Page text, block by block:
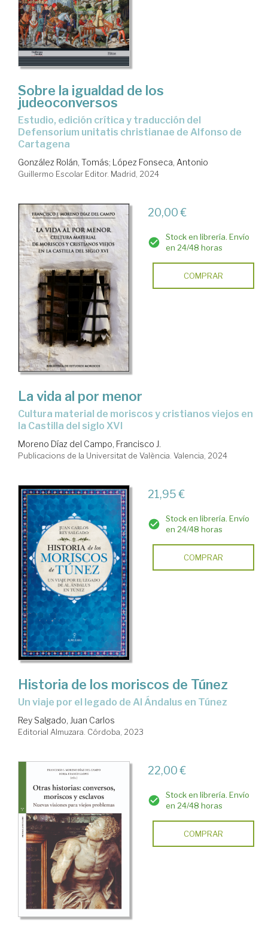
Sobre la igualdad de los
judeoconversos
Estudio, edición crítica y traducción del
Defensorium unitatis christianae de Alfonso de
Cartagena
González Rolán, Tomás; López Fonseca, Antonio
Guillermo Escolar Editor. Madrid, 2024
20,00 €
Stock en librería. Envío
en 24/48 horas
COMPRAR
La vida al por menor
cultura material de moriscos y cristianos viejos en
la Castilla del siglo XVI
Moreno Díaz del Campo, Francisco J.
Publicacions de la Universitat de València. Valencia, 2024
21,95 €
Stock en librería. Envío
en 24/48 horas
COMPRAR
Historia de los moriscos de Túnez
Un viaje por el legado de Al Ándalus en Túnez
Rey Salgado, Juan Carlos
Editorial Almuzara. Córdoba, 2023
22,00 €
Stock en librería. Envío
en 24/48 horas
COMPRAR